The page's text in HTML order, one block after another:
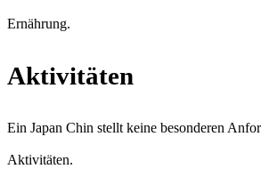
Ernährung.
Aktivitäten
Ein Japan Chin stellt keine besonderen
Aktivitäten.